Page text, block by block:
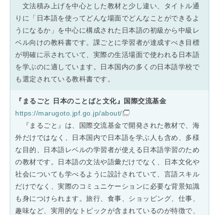
文法積み上げを中心とした教材と少し違い、タイトル通
りに「日本語を使ってどんな場面でどんなことができるよ
うになるか」を中心に構成された日本語の初級から中級レ
ベル向けの教科書です。課ごとに学習者が達成すべき目標
が明確に示されていて、実際の生活場面で使われる日本語
を学ぶのに適しています。日本国内の多くの日本語学校で
も選定されている教科書です。
『まるごと 日本のことばと文化』国際交流基金
https://marugoto.jpf.go.jp/about/
『まるごと』は、国際交流基金で開発された教材で、海
外だけではなく、日本国内で日本語を学ぶ人も含め、多様
な目的、日本語レベルの学習者が使える日本語学習のため
の教材です。日本語の文法や語彙だけでなく、日本文化や
社会についても学べるように設計されていて、言語スキル
だけでなく、実際のコミュニケーションに必要な背景知識
も身につけられます。旅行、食事、ショッピング、仕事、
趣味など、実用的なトピックが含まれているのが特徴で、